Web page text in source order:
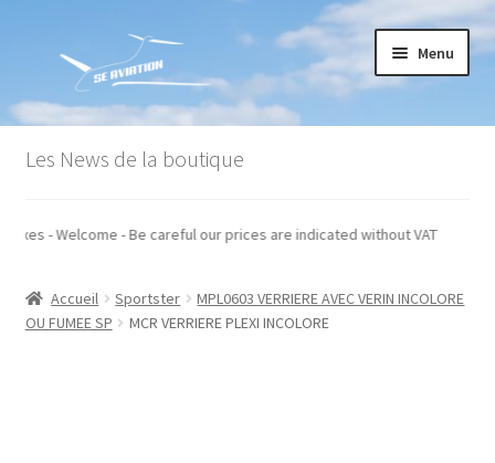
la
navigation
contenu
Menu
Accueil
Conditions générales de vente
Mon compte
Les News de la boutique
taxes - Welcome - Be careful our prices are indicated without VAT
Accueil Sportster
MPL0603 VERRIERE AVEC VERIN INCOLORE
OU FUMEE SP
MCR VERRIERE PLEXI INCOLORE